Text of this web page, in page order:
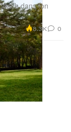
dans ton
8.3K 0